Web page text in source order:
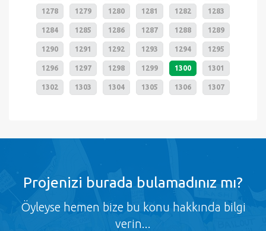
1278 1279 1280 1281 1282 1283
1284 1285 1286 1287 1288 1289
1290 1291 1292 1293 1294 1295
1296 1297 1298 1299 1300 1301
1302 1303 1304 1305 1306 1307
Projenizi burada bulamadınız mı?
Öyleyse hemen bize bu konu hakkında bilgi
verin...